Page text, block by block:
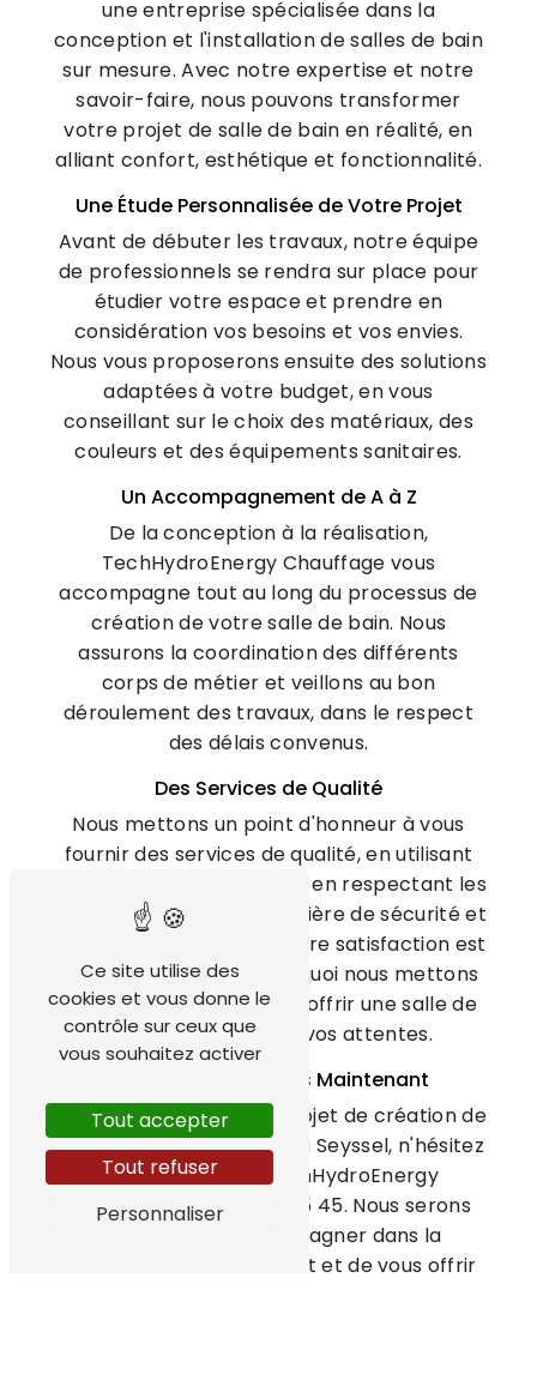
une entreprise spécialisée dans la
conception et l'installation de salles de bain
sur mesure. Avec notre expertise et notre
savoir-faire, nous pouvons transformer
votre projet de salle de bain en réalité, en
alliant confort, esthétique et fonctionnalité.
Une Étude Personnalisée de Votre Projet
Avant de débuter les travaux, notre équipe
de professionnels se rendra sur place pour
étudier votre espace et prendre en
considération vos besoins et vos envies.
Nous vous proposerons ensuite des solutions
adaptées à votre budget, en vous
conseillant sur le choix des matériaux, des
couleurs et des équipements sanitaires.
Un Accompagnement de A à Z
De la conception à la réalisation,
TechHydroEnergy Chauffage vous
accompagne tout au long du processus de
création de votre salle de bain. Nous
assurons la coordination des différents
corps de métier et veillons au bon
déroulement des travaux, dans le respect
des délais convenus.
Des Services de Qualité
Nous mettons un point d'honneur à vous
fournir des services de qualité, en utilisant
des matériaux durables et en respectant les
normes en vigueur en matière de sécurité et
d'installation sanitaire. Votre satisfaction est
notre priorité, c'est pourquoi nous mettons
tout en œuvre pour vous offrir une salle de
bain à la hauteur de vos attentes.
Contactez-nous dès Maintenant
Pour concrétiser votre projet de création de
salle de bain clé en main à Seyssel, n'hésitez
pas à contacter TechHydroEnergy
Chauffage au 07 50 01 45 45. Nous serons
ravis de vous accompagner dans la
réalisation de votre projet et de vous offrir
Ce site utilise des
cookies et vous donne le
contrôle sur ceux que
vous souhaitez activer
Tout accepter
Tout refuser
Personnaliser